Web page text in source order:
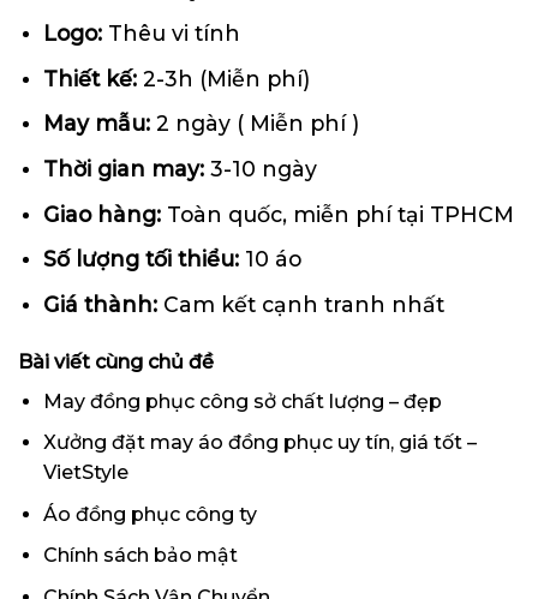
Logo: Thêu vi tính
Thiết kế: 2-3h (Miễn phí)
May mẫu: 2 ngày ( Miễn phí )
Thời gian may: 3-10 ngày
Giao hàng: Toàn quốc, miễn phí tại TPHCM
Số lượng tối thiểu:10 áo
Giá thành: Cam kết cạnh tranh nhất
Bài viết cùng chủ đề
May đồng phục công sở chất lượng – đẹp
Xưởng đặt may áo đồng phục uy tín, giá tốt –
VietStyle
Áo đồng phục công ty
Chính sách bảo mật